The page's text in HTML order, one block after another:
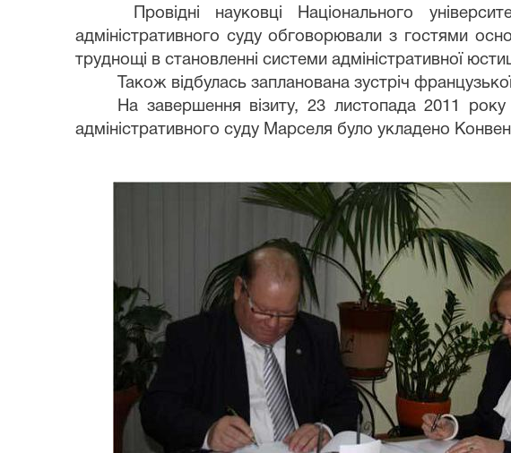
Провідні науковці Національного
адміністративного суду обговорювали з гостями
труднощі в становленні системи адміністративної
Також відбулась запланована зустріч
На завершення візиту, 23 листопада 2011 року
адміністративного суду Марселя було укладено